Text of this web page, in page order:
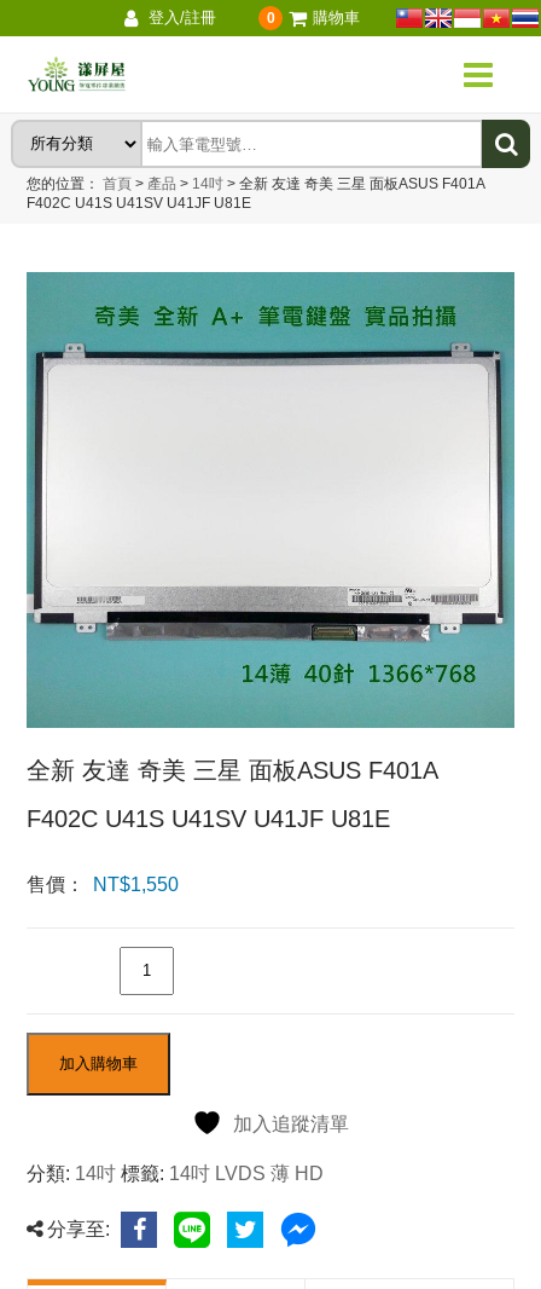
登入/註冊 0 購物車
您的位置：首頁 > 產品 > 14吋 > 全新 友達 奇美 三星 面板ASUS F401A
F402C U41S U41SV U41JF U81E
全新 友達 奇美 三星 面板ASUS F401A
F402C U41S U41SV U41JF U81E
售價： NT$1,550
加入購物車
加入追蹤清單
分類: 14吋 標籤: 14吋 LVDS 薄 HD
分享至: